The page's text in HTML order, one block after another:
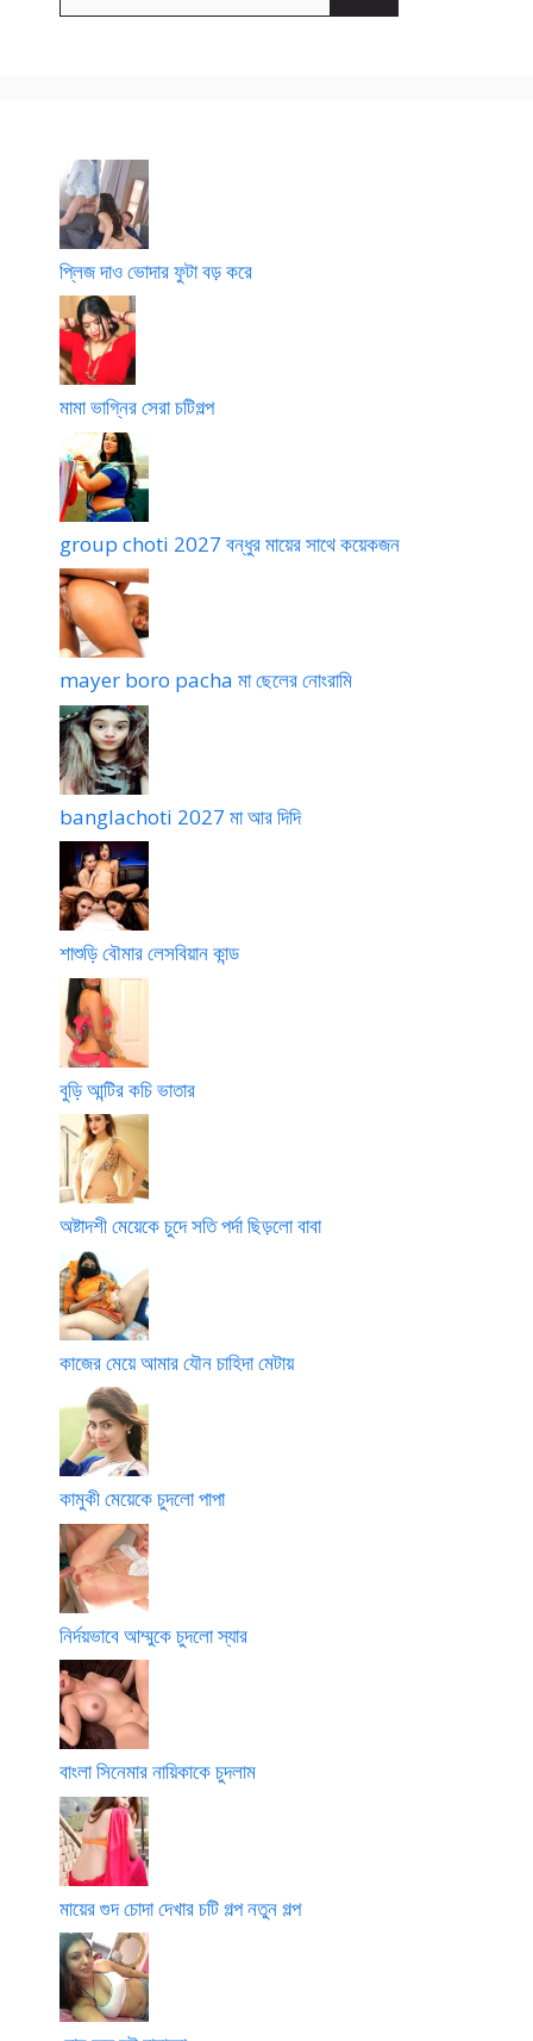
প্লিজ দাও ভোদার ফুটা বড় করে
মামা ভাগ্নির সেরা চটিগল্প
group choti 2027 বন্ধুর মায়ের সাথে কয়েকজন
mayer boro pacha মা ছেলের নোংরামি
banglachoti 2027 মা আর দিদি
শাশুড়ি বৌমার লেসবিয়ান কান্ড
বুড়ি আন্টির কচি ভাতার
অষ্টাদশী মেয়েকে চুদে সতি পর্দা ছিড়লো বাবা
কাজের মেয়ে আমার যৌন চাহিদা মেটায়
কামুকী মেয়েকে চুদলো পাপা
নির্দয়ভাবে আম্মুকে চুদলো স্যার
বাংলা সিনেমার নায়িকাকে চুদলাম
মায়ের গুদ চোদা দেখার চটি গল্প নতুন গল্প